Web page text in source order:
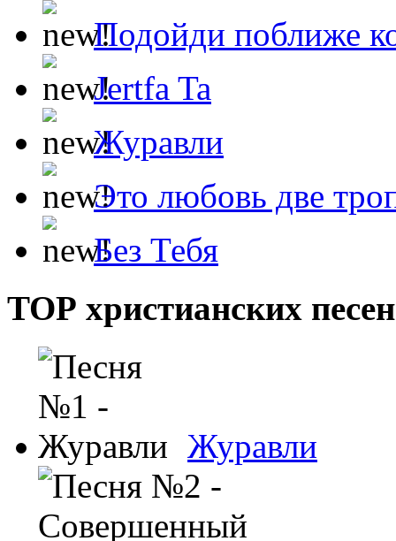
Подойди поближе
Jertfa Ta
Журавли
Это любовь две
Без Тебя
ТОР христианских песен
Журавли